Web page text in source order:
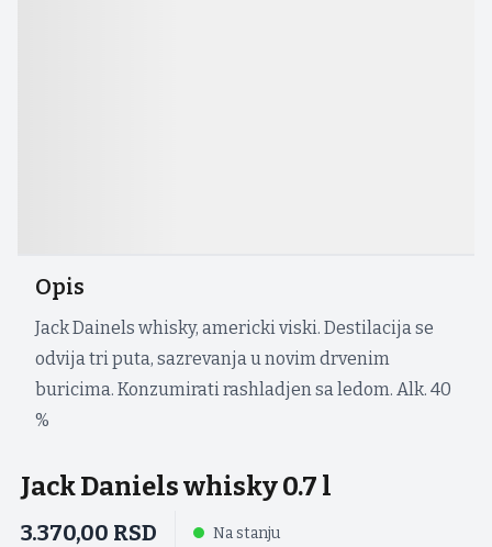
Opis
Jack Dainels whisky, americki viski. Destilacija se
odvija tri puta, sazrevanja u novim drvenim
buricima. Konzumirati rashladjen sa ledom. Alk. 40
%
Jack Daniels whisky 0.7 l
3.370,00 RSD Na stanju